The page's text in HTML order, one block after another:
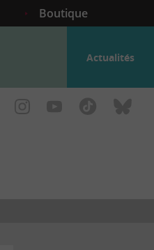
Boutique
Actualités